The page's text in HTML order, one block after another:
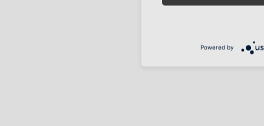
Powered by